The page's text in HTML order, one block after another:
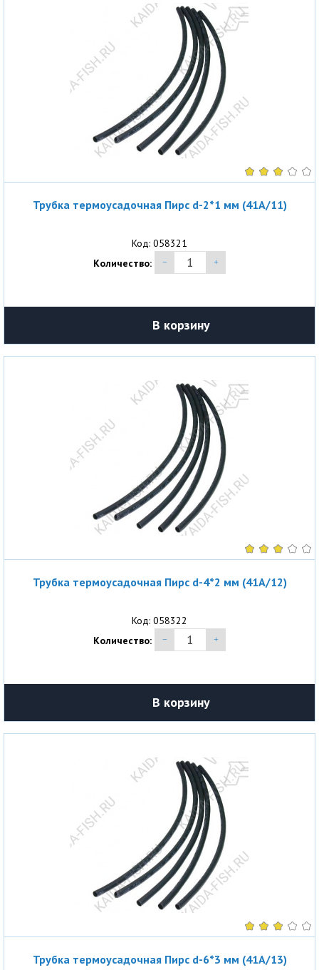
Трубка термоусадочная Пирс d-2*1 мм (41A/11)
Код: 058321
Количество:
В корзину
Трубка термоусадочная Пирс d-4*2 мм (41A/12)
Код: 058322
Количество:
В корзину
Трубка термоусадочная Пирс d-6*3 мм (41A/13)